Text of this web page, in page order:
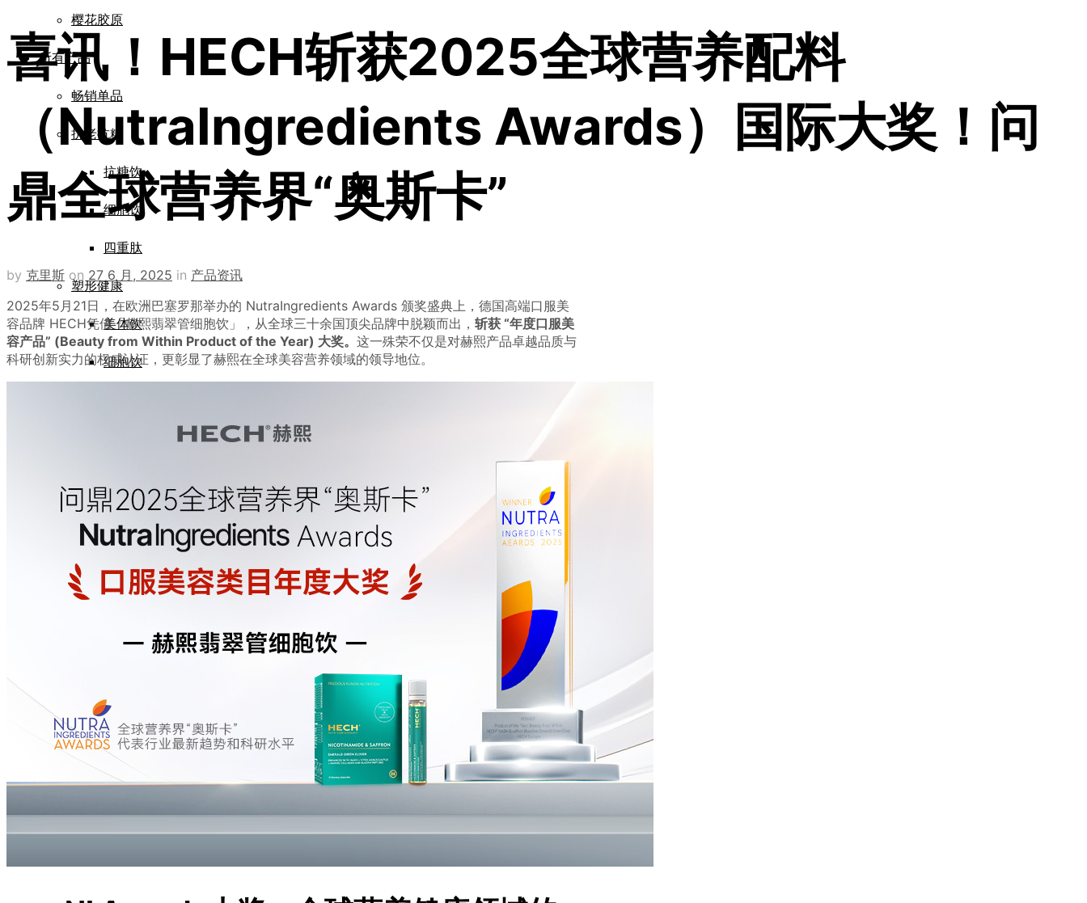
樱花胶原
所有产品
畅销单品
抗老抗糖
抗糖饮
细胞饮
四重肽
塑形健康
美体饮
细胞饮
正品查验
登录/注册
联系我们
喜讯！HECH斩获2025全球营养配料
（NutraIngredients Awards）国际大奖！问
鼎全球营养界“奥斯卡”
by 克里斯 on 27 6 月, 2025 in 产品资讯
2025年5月21日，在欧洲巴塞罗那举办的 NutraIngredients Awards 颁奖盛典上，德国高端口服美
容品牌 HECH凭借「赫熙翡翠管细胞饮」，从全球三十余国顶尖品牌中脱颖而出， 斩获 “年度口服美
容产品” (Beauty from Within Product of the Year) 大奖。 这一殊荣不仅是对赫熙产品卓越品质与
科研创新实力的权威认证，更彰显了赫熙在全球美容营养领域的领导地位。